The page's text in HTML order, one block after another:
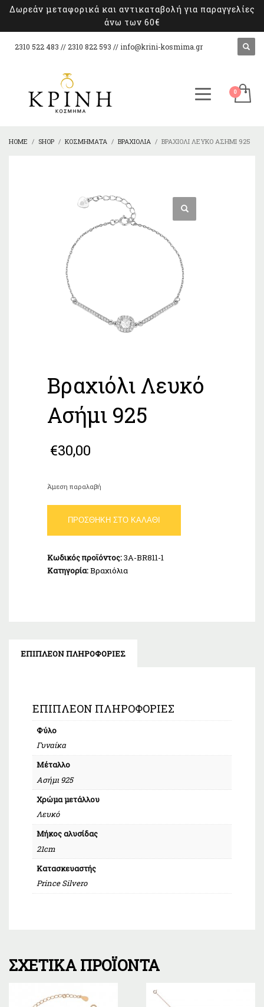
Δωρεάν μεταφορικά και αντικαταβολή για παραγγελίες
άνω των 60€
2310 522 483 // 2310 822 593 // info@krini-kosmima.gr
HOME SHOP ΚΟΣΜΉΜΑΤΑ ΒΡΑΧΙΌΛΙΑ ΒΡΑΧΙΌΛΙ ΛΕΥΚΌ ΑΣΉΜΙ 925
Βραχιόλι Λευκό
Ασήμι 925
€30,00
Άμεση παραλαβή
Λευκό
Ασήμι
ποσότητα
ΠΡΟΣΘΉΚΗ ΣΤΟ ΚΑΛΆΘΙ
Κωδικός προϊόντος:3A-BR811-1
Κατηγορία:Βραχιόλια
ΕΠΙΠΛΈΟΝ ΠΛΗΡΟΦΟΡΊΕΣ
ΕΠΙΠΛΈΟΝ ΠΛΗΡΟΦΟΡΊΕΣ
Φύλο
Γυναίκα
Μέταλλο
Ασήμι 925
Χρώμα μετάλλου
Λευκό
Μήκος αλυσίδας
21cm
Κατασκευαστής
Prince Silvero
ΣΧΕΤΙΚΆ ΠΡΟΪΌΝΤΑ